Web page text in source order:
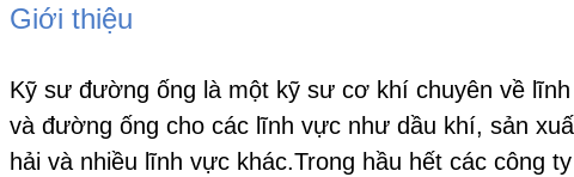
Giới thiệu
Kỹ sư đường ống là một kỹ sư cơ khí chuyên về
và đường ống cho các lĩnh vực như dầu khí, sản
hải và nhiều lĩnh vực khác.Trong hầu hết các công